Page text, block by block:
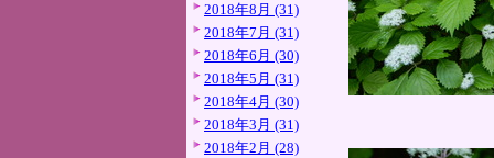
2018年8月 (31)
2018年7月 (31)
2018年6月 (30)
2018年5月 (31)
2018年4月 (30)
2018年3月 (31)
2018年2月 (28)